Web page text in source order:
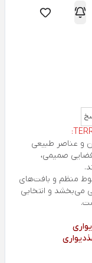
و عناصر طبیعی
صمیمی،
منظم و بافت‌های
می‌بخشد و انتخابی